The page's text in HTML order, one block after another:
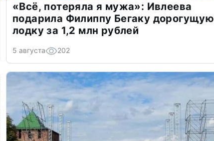
«Всё, потеряла я мужа»: Ивлеева
подарила Филиппу Бегаку дорогущую
лодку за 1,2 млн рублей
5 августа 202